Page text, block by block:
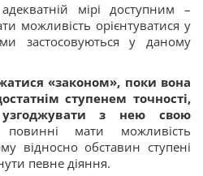
мірі доступним –
можливість орієнтуватися у
застосовуються у даному
«законом», поки вона
ступенем точності,
з нею свою
мати можливість
відносно обставин ступені
певне діяння.